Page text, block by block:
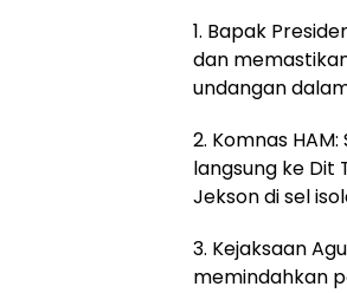
1. Bapak
dan
undangan
2. Komnas
langsung ke Dit
Jekson di sel
3. Kejaksaan
memindahkan